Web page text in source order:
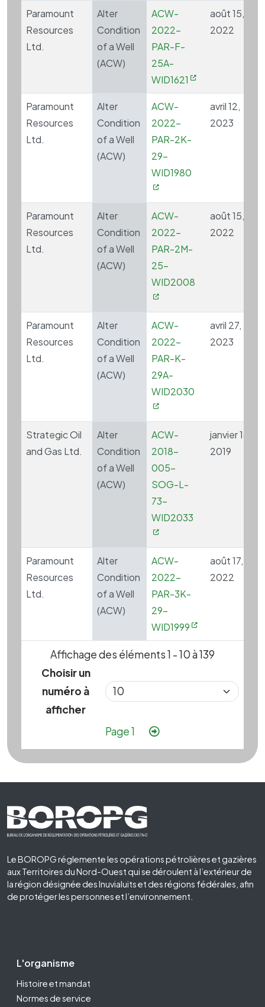
Paramount
Resources
Ltd.
Alter
Condition
of a Well
(ACW)
ACW-
2022-
PAR-F-
25A-
WID1621
août 15,
2022
Paramount
Resources
Ltd.
Alter
Condition
of a Well
(ACW)
ACW-
2022-
PAR-2K-
29-
WID1980
avril 12,
2023
Paramount
Resources
Ltd.
Alter
Condition
of a Well
(ACW)
ACW-
2022-
PAR-2M-
25-
WID2008
août 15,
2022
Paramount
Resources
Ltd.
Alter
Condition
of a Well
(ACW)
ACW-
2022-
PAR-K-
29A-
WID2030
avril 27,
2023
Strategic Oil
and Gas Ltd.
Alter
Condition
of a Well
(ACW)
ACW-
2018-
005-
SOG-L-
73-
WID2033
janvier 16,
2019
Paramount
Resources
Ltd.
Alter
Condition
of a Well
(ACW)
ACW-
2022-
PAR-3K-
29-
WID1999
août 17,
2022
Affichage des éléments 1 - 10 à 139
Choisir un
numéro à
afficher
Page 1 Page suivante
Footer First
Le BOROPG réglemente les opérations pétrolières et gazières
aux Territoires du Nord-Ouest qui se déroulent à l’extérieur de
la région désignée des Inuvialuits et des régions fédérales, afin
de protéger les personnes et l’environnement.
Footer Second
L'organisme
Histoire et mandat
Normes de service